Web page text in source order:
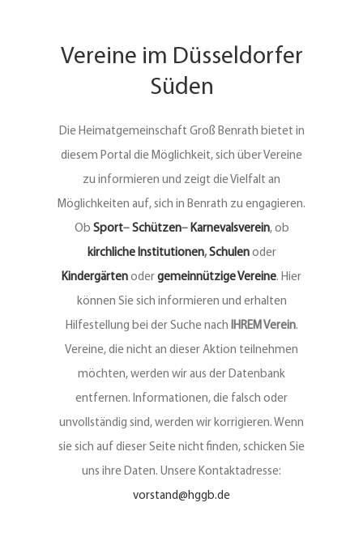
Vereine im Düsseldorfer
Süden
Die Heimatgemeinschaft Groß Benrath bietet in
diesem Portal die Möglichkeit, sich über Vereine
zu informieren und zeigt die Vielfalt an
Möglichkeiten auf, sich in Benrath zu engagieren.
Ob Sport– Schützen– Karnevalsverein, ob
kirchliche Institutionen, Schulenoder
Kindergärten oder gemeinnützige Vereine. Hier
können Sie sich informieren und erhalten
Hilfestellung bei der Suche nach IHREM Verein.
Vereine, die nicht an dieser Aktion teilnehmen
möchten, werden wir aus der Datenbank
entfernen. Informationen, die falsch oder
unvollständig sind, werden wir korrigieren. Wenn
sie sich auf dieser Seite nicht finden, schicken Sie
uns ihre Daten. Unsere Kontaktadresse:
vorstand@hggb.de